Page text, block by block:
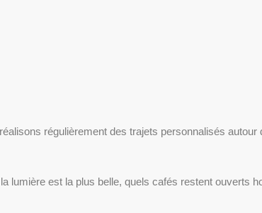
régulièrement des trajets personnalisés
lumière est la plus belle, quels cafés restent ouverts